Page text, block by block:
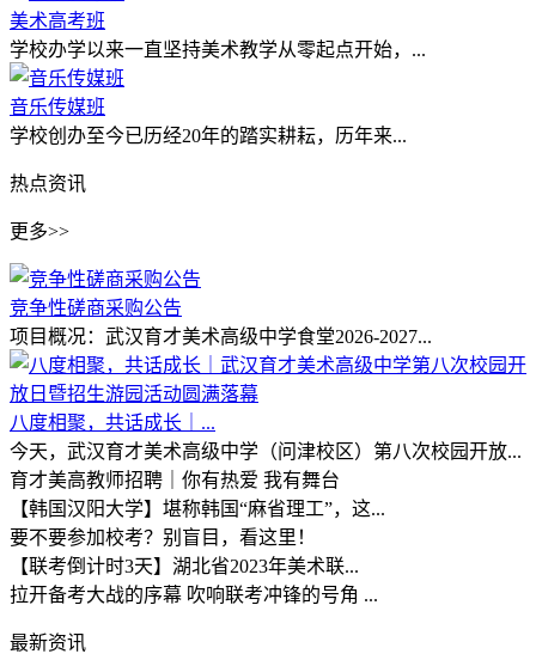
美术高考班
学校办学以来一直坚持美术教学从零起点开始，...
音乐传媒班
学校创办至今已历经20年的踏实耕耘，历年来...
热点资讯
更多>>
竞争性磋商采购公告
项目概况：武汉育才美术高级中学食堂2026-2027...
八度相聚，共话成长｜...
今天，武汉育才美术高级中学（问津校区）第八次校园开放...
育才美高教师招聘｜你有热爱 我有舞台
【韩国汉阳大学】堪称韩国“麻省理工”，这...
要不要参加校考？别盲目，看这里！
【联考倒计时3天】湖北省2023年美术联...
拉开备考大战的序幕 吹响联考冲锋的号角 ...
最新资讯